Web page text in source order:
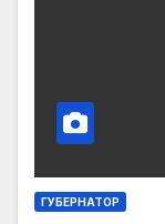
ГУБЕРНАТОР